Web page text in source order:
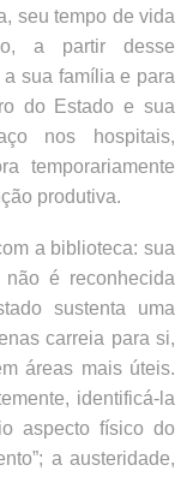
seu tempo de vida
a partir desse
sua família e para
do Estado e sua
nos hospitais,
temporariamente
produtiva.
a biblioteca: sua
é reconhecida
sustenta uma
carreia para si,
áreas mais úteis.
identificá-la
aspecto físico do
a austeridade,